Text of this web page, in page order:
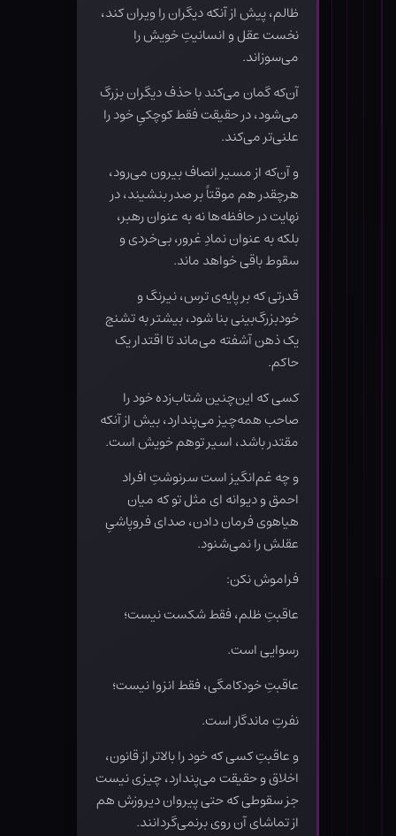
ظالم، پیش از آنکه دیگران را ویران کند،
نخست عقل و انسانیتِ خویش را
می‌سوزاند.
آن‌که گمان می‌کند با حذف دیگران بزرگ
می‌شود، در حقیقت فقط کوچکیِ خود را
علنی‌تر می‌کند.
و آن‌که از مسیر انصاف بیرون می‌رود،
هرچقدر هم موقتاً بر صدر بنشیند، در
نهایت در حافظه‌ها نه به عنوان رهبر،
بلکه به عنوان نمادِ غرور، بی‌خردی و
سقوط باقی خواهد ماند.
قدرتی که بر پایه‌ی ترس، نیرنگ و
خودبزرگ‌بینی بنا شود، بیشتر به تشنج
یک ذهن آشفته می‌ماند تا اقتدار یک
حاکم.
کسی که این‌چنین شتاب‌زده خود را
صاحب همه‌چیز می‌پندارد، بیش از آنکه
مقتدر باشد، اسیر توهم خویش است.
و چه غم‌انگیز است سرنوشتِ افراد
احمق و دیوانه ای مثل تو که میان
هیاهوی فرمان دادن، صدای فروپاشیِ
عقلش را نمی‌شنود.
فراموش نکن:
عاقبتِ ظلم، فقط شکست نیست؛
رسوایی است.
عاقبتِ خودکامگی، فقط انزوا نیست؛
نفرتِ ماندگار است.
و عاقبتِ کسی که خود را بالاتر از قانون،
اخلاق و حقیقت می‌پندارد، چیزی نیست
جز سقوطی که حتی پیروان دیروزش هم
از تماشای آن روی برنمی‌گردانند.